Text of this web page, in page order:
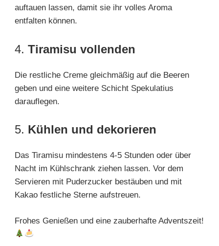
auftauen lassen, damit sie ihr volles Aroma
entfalten können.
4. Tiramisu vollenden
Die restliche Creme gleichmäßig auf die Beeren
geben und eine weitere Schicht Spekulatius
darauflegen.
5. Kühlen und dekorieren
Das Tiramisu mindestens 4-5 Stunden oder über
Nacht im Kühlschrank ziehen lassen. Vor dem
Servieren mit Puderzucker bestäuben und mit
Kakao festliche Sterne aufstreuen.
Frohes Genießen und eine zauberhafte Adventszeit!